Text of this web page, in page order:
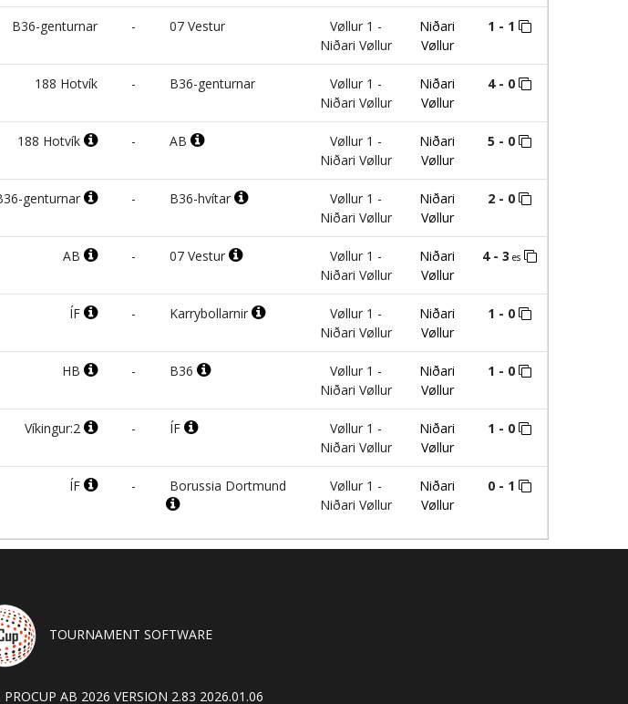
B36-genturnar - 07 Vestur
Vøllur 1 -
Niðari Vøllur
Niðari
Vøllur
1 - 1
188 Hotvík - B36-genturnar
Vøllur 1 -
Niðari Vøllur
Niðari
Vøllur
4 - 0
188 Hotvík - AB
Vøllur 1 -
Niðari Vøllur
Niðari
Vøllur
5 - 0
genturnar - B36-hvítar
Vøllur 1 -
Niðari Vøllur
Niðari
Vøllur
2 - 0
AB - 07 Vestur
Vøllur 1 -
Niðari Vøllur
Niðari
Vøllur
4 - 3 es
ÍF - Karrybollarnir
Vøllur 1 -
Niðari Vøllur
Niðari
Vøllur
1 - 0
HB - B36
Vøllur 1 -
Niðari Vøllur
Niðari
Vøllur
1 - 0
Víkingur:2 - ÍF
Vøllur 1 -
Niðari Vøllur
Niðari
Vøllur
1 - 0
ÍF - Borussia Dortmund
Vøllur 1 -
Niðari Vøllur
Niðari
Vøllur
0 - 1
TOURNAMENT SOFTWARE
AB 2026 VERSION 2.83 2026.01.06